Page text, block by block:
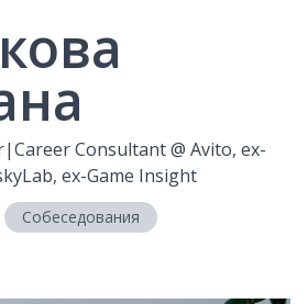
Consultant@ Avito, ex-
ex-Game Insight
Собеседования